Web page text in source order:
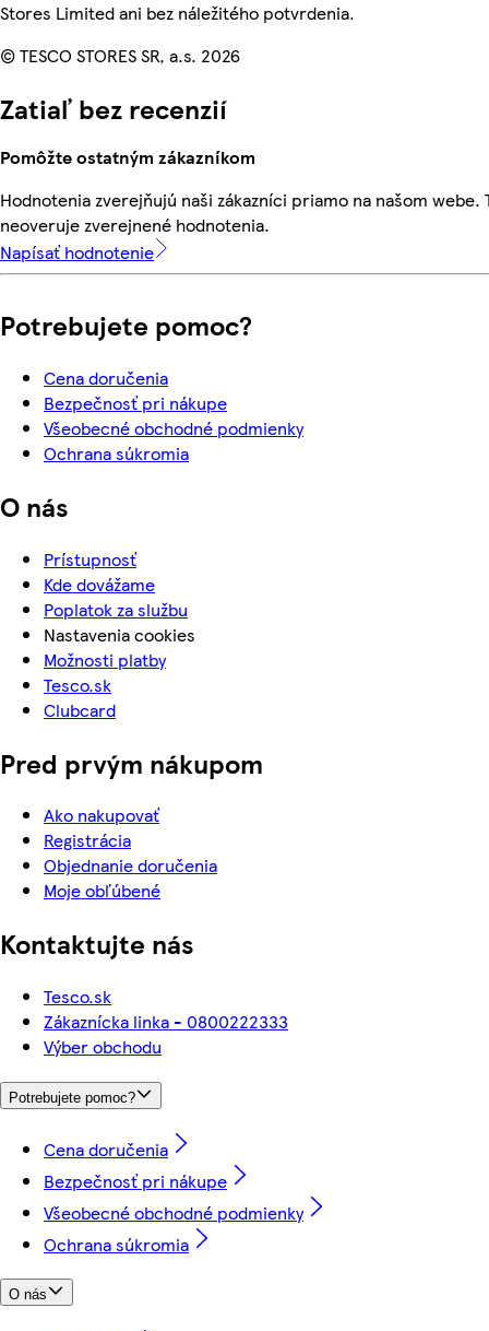
Stores Limited ani bez náležitého potvrdenia.
© TESCO STORES SR, a.s. 2026
Zatiaľ bez recenzií
Pomôžte ostatným zákazníkom
Hodnotenia zverejňujú naši zákazníci priamo na našom webe.
neoveruje zverejnené hodnotenia.
Napísať hodnotenie
Potrebujete pomoc?
Cena doručenia
Bezpečnosť pri nákupe
Všeobecné obchodné podmienky
Ochrana súkromia
O nás
Prístupnosť
Kde dovážame
Poplatok za službu
Nastavenia cookies
Možnosti platby
Tesco.sk
Clubcard
Pred prvým nákupom
Ako nakupovať
Registrácia
Objednanie doručenia
Moje obľúbené
Kontaktujte nás
Tesco.sk
Zákaznícka linka - 0800222333
Výber obchodu
Potrebujete pomoc?
Cena doručenia
Bezpečnosť pri nákupe
Všeobecné obchodné podmienky
Ochrana súkromia
O nás